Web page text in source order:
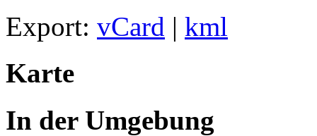
Export: vCard | kml
Karte
In der Umgebung